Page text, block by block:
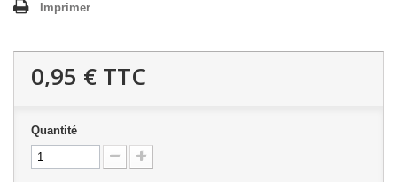
Imprimer
0,95 € TTC
Quantité